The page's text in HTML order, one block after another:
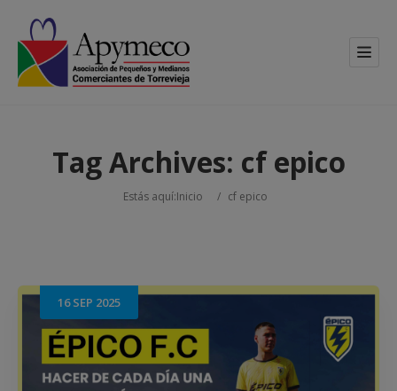
Tag Archives: cf epico
Estás aquí:Inicio / cf epico
16SEP 2025